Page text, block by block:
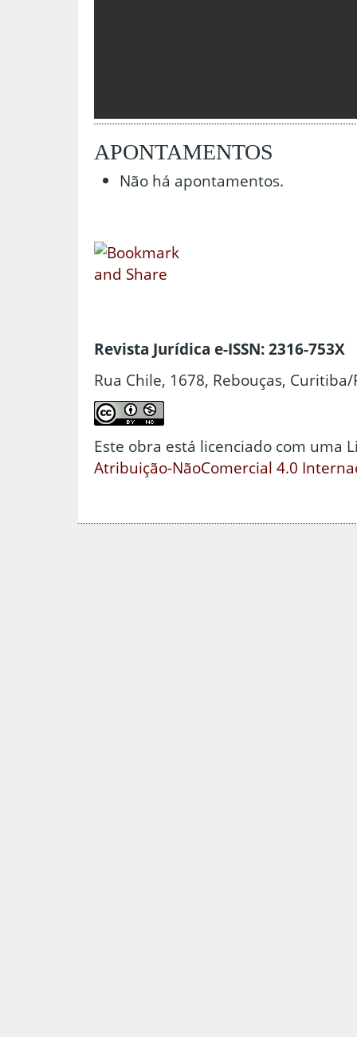
APONTAMENTOS
Não há apontamentos.
Revista Jurídica e-ISSN: 2316-753X
Rua Chile, 1678, Rebouças, Curitiba/
Este obra está licenciado com uma
Atribuição-NãoComercial 4.0